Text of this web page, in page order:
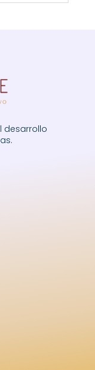
desarrollo